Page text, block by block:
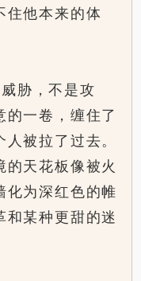
住他本来的体
胁，不是攻
的一卷，缠住了
被拉了过去。
天花板像被火
化为深红色的帷
和某种更甜的迷